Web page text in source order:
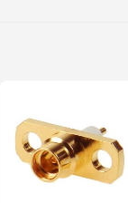
Add to
wishlist